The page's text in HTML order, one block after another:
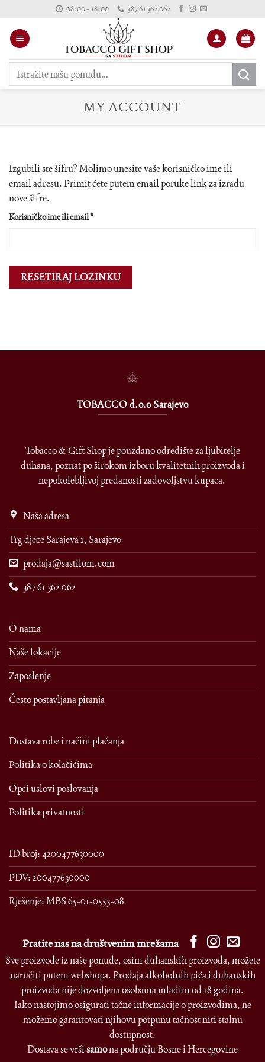
content
08:00 - 18:00 387 61 362 062
Pretraži:
MY ACCOUNT
Izgubili ste šifru? Molimo unesite vaše korisničko ime ili
email adresu. Primit ćete putem email poruke link za izradu
nove šifre.
Korisničko ime ili email*Obavezno
RESETIRAJ LOZINKU
TOBACCO d.o.o Sarajevo
Tobacco & Gift Shop je pouzdano odredište za ljubitelje
duhana, poznat po širokom izboru kvalitetnih proizvoda i
nepokolebljivoj predanosti zadovoljstvu kupaca.
Naša adresa
Trg djece Sarajeva 1, Sarajevo
prodaja@sastilom.com
387 61 362 062
O nama
Naše lokacije
Zaposlenje
Često postavljana pitanja
Dostava robe i načini plaćanja
Politika o kolačićima
Opći uslovi poslovanja
Politika privatnosti
ID broj: 4200477630000
PDV: 200477630000
Rješenje: MBS 65-01-0553-08
Pratite nas na društvenim mrežama
Sve proizvode iz naše ponude, osim duhanskih proizvoda, možete
naručiti putem webshopa. Prodaja alkoholnih pića i duhanskih
proizvoda nije dozvoljena osobama mlađim od 18 godina.
Iako nastojimo osigurati tačne informacije o proizvodima, ne
možemo garantovati njihovu potpunu tačnost niti stalnu
dostupnost.
Dostava se vršisamona području Bosne i Hercegovine